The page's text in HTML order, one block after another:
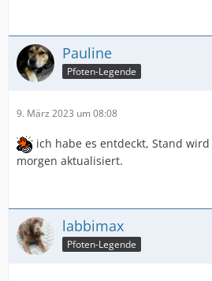
Pauline
Pfoten-Legende
9. März 2023 um 08:08
ich habe es entdeckt, Stand
morgen aktualisiert.
labbimax
Pfoten-Legende